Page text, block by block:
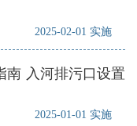
2025-02-01 实施
南 入河排污口设置
2025-01-01 实施